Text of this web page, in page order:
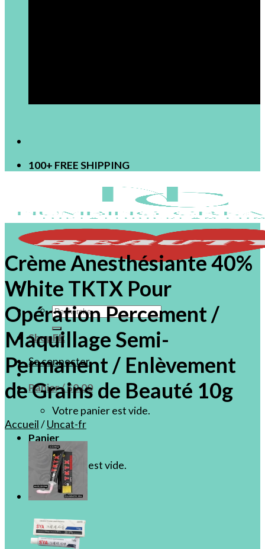
100+ FREE SHIPPING
Recherche
pour :
ShopFR
Se connecter
Panier /$0.00
Votre panier est vide.
Panier
Votre panier est vide.
Crème Anesthésiante 40%
White TKTX Pour
Opération Percement /
Maquillage Semi-
Permanent / Enlèvement
de Grains de Beauté 10g
Accueil/Uncat-fr